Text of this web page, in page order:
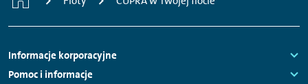
Nawigacja
stopki
Informacje korporacyjne
Links:
Pomoc i informacje